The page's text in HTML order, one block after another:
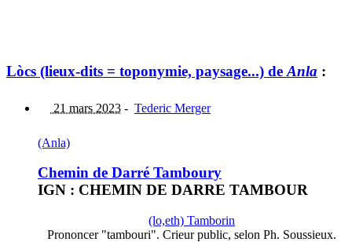
Lòcs (lieux-dits = toponymie, paysage...) de Anla :
21 mars 2023 - Tederic Merger
(Anla)
Chemin de Darré Tamboury
IGN : CHEMIN DE DARRE TAMBOUR
(lo,eth) Tamborin
Prononcer "tambouri". Crieur public, selon Ph. Soussieux.